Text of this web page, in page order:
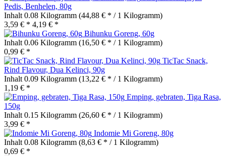
Pedis, Benhelen, 80g
Inhalt 0.08 Kilogramm (44,88 € * / 1 Kilogramm)
3,59 € * 4,19 € *
Bihunku Goreng, 60g
Inhalt 0.06 Kilogramm (16,50 € * / 1 Kilogramm)
0,99 € *
TicTac Snack,
Rind Flavour, Dua Kelinci, 90g
Inhalt 0.09 Kilogramm (13,22 € * / 1 Kilogramm)
1,19 € *
Emping, gebraten, Tiga Rasa,
150g
Inhalt 0.15 Kilogramm (26,60 € * / 1 Kilogramm)
3,99 € *
Indomie Mi Goreng, 80g
Inhalt 0.08 Kilogramm (8,63 € * / 1 Kilogramm)
0,69 € *